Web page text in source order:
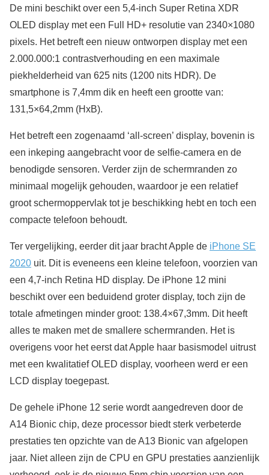
De mini beschikt over een 5,4-inch Super Retina XDR
OLED display met een Full HD+ resolutie van 2340×1080
pixels. Het betreft een nieuw ontworpen display met een
2.000.000:1 contrastverhouding en een maximale
piekhelderheid van 625 nits (1200 nits HDR). De
smartphone is 7,4mm dik en heeft een grootte van:
131,5×64,2mm (HxB).
Het betreft een zogenaamd ‘all-screen’ display, bovenin is
een inkeping aangebracht voor de selfie-camera en de
benodigde sensoren. Verder zijn de schermranden zo
minimaal mogelijk gehouden, waardoor je een relatief
groot schermoppervlak tot je beschikking hebt en toch een
compacte telefoon behoudt.
Ter vergelijking, eerder dit jaar bracht Apple de iPhone SE
2020 uit. Dit is eveneens een kleine telefoon, voorzien van
een 4,7-inch Retina HD display. De iPhone 12 mini
beschikt over een beduidend groter display, toch zijn de
totale afmetingen minder groot: 138.4×67,3mm. Dit heeft
alles te maken met de smallere schermranden. Het is
overigens voor het eerst dat Apple haar basismodel uitrust
met een kwalitatief OLED display, voorheen werd er een
LCD display toegepast.
De gehele iPhone 12 serie wordt aangedreven door de
A14 Bionic chip, deze processor biedt sterk verbeterde
prestaties ten opzichte van de A13 Bionic van afgelopen
jaar. Niet alleen zijn de CPU en GPU prestaties aanzienlijk